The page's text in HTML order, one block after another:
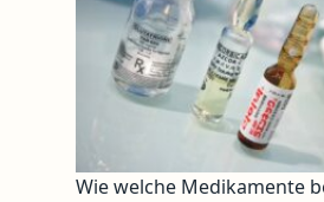
Wie welche Medikamente